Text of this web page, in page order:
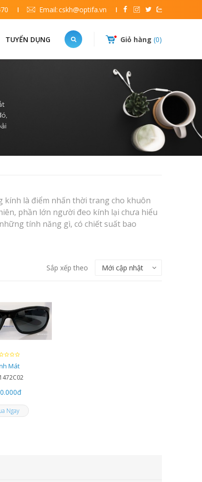
Email:cskh@optifa.vn
TUYỂN DỤNG Giỏ hàng 0
kính là điểm nhấn thời trang cho khuôn
phần lớn người đeo kính lại chưa hiểu
tính năng gì, có chiết suất bao
Sắp xếp theo
Mát
đ
Ngay